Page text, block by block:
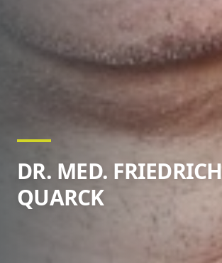
DR. MED. FRIEDRICH
QUARCK